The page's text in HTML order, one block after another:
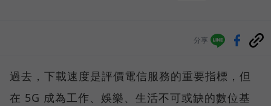
分享
過去，下載速度是評價電信服務的重要指標，但
在 5G 成為工作、娛樂、生活不可或缺的數位基